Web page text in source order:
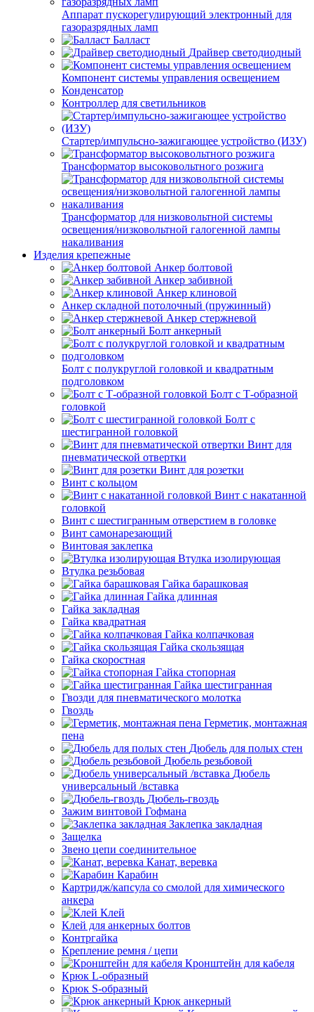
Аппарат пускорегулирующий электронный для
газоразрядных ламп
Балласт
Драйвер светодиодный
Компонент системы управления освещением
Конденсатор
Контроллер для светильников
Стартер/импульсно-зажигающее устройство (ИЗУ)
Трансформатор высоковольтного розжига
Трансформатор для низковольтной системы
освещения/низковольтной галогенной лампы
накаливания
Изделия крепежные
Анкер болтовой
Анкер забивной
Анкер клиновой
Анкер складной потолочный (пружинный)
Анкер стержневой
Болт анкерный
Болт с полукруглой головкой и квадратным
подголовком
Болт с Т-образной
головкой
Болт с
шестигранной головкой
Винт для
пневматической отвертки
Винт для розетки
Винт с кольцом
Винт с накатанной
головкой
Винт с шестигранным отверстием в головке
Винт самонарезающий
Винтовая заклепка
Втулка изолирующая
Втулка резьбовая
Гайка барашковая
Гайка длинная
Гайка закладная
Гайка квадратная
Гайка колпачковая
Гайка скользящая
Гайка скоростная
Гайка стопорная
Гайка шестигранная
Гвозди для пневматического молотка
Гвоздь
Герметик, монтажная
пена
Дюбель для полых стен
Дюбель резьбовой
Дюбель
универсальный /вставка
Дюбель-гвоздь
Зажим винтовой Гофмана
Заклепка закладная
Защелка
Звено цепи соединительное
Канат, веревка
Карабин
Картридж/капсула со смолой для химического
анкера
Клей
Клей для анкерных болтов
Контргайка
Крепление ремня / цепи
Кронштейн для кабеля
Крюк L-образный
Крюк S-образный
Крюк анкерный